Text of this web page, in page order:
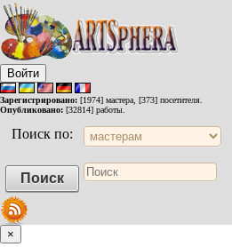
Войти
Зарегистрировано: [1974] мастера, [373] посетителя.
Опубликовано: [32814] работы.
Поиск по:
×